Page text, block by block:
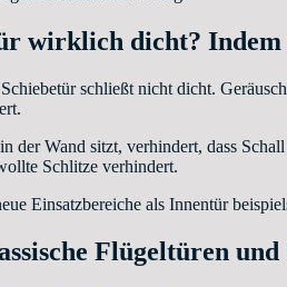
wirklich dicht?
schließt nicht dicht.
der Wand sitzt, verhindert, dass
Schlitze verhindert.
Einsatzbereiche als Innentür
Flügeltüren